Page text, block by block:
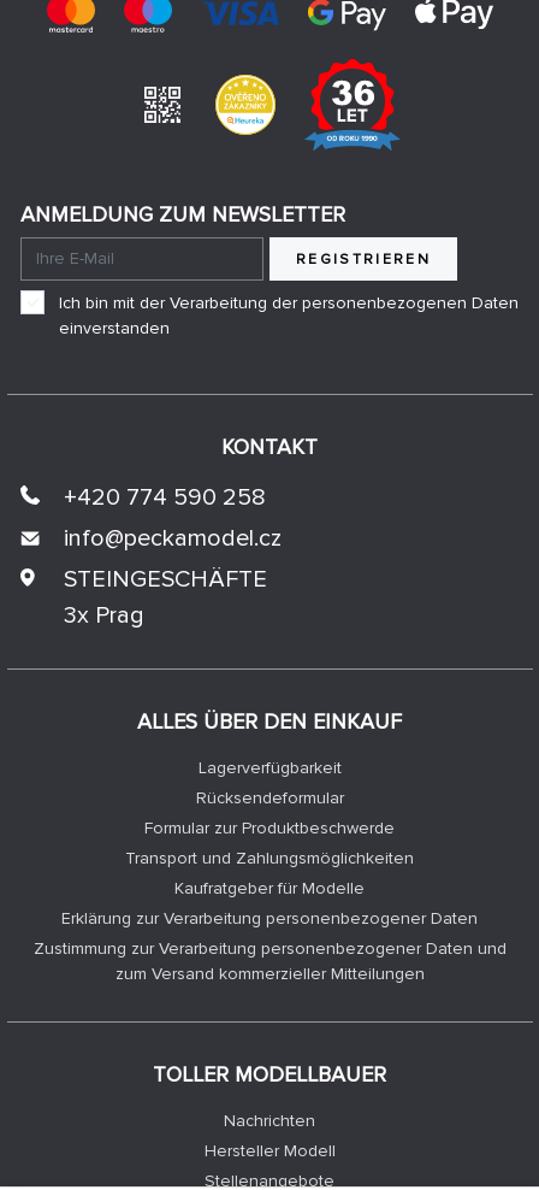
ALLES ÜBER DEN EINKAUF
Lagerverfügbarkeit
Rücksendeformular
Formular zur Produktbeschwerde
Transport und Zahlungsmöglichkeiten
Kaufratgeber für Modelle
Erklärung zur Verarbeitung personenbezogener Daten
Zustimmung zur Verarbeitung personenbezogener Daten und
zum Versand kommerzieller Mitteilungen
TOLLER MODELLBAUER
Nachrichten
Hersteller Modell
Stellenangebote
KONTAKT
+420 774 590 258
info@peckamodel.cz
STEINGESCHÄFTE
3x Prag
ANMELDUNG ZUM NEWSLETTER
REGISTRIEREN
Ich bin mit der Verarbeitung der personenbezogenen Daten
einverstanden